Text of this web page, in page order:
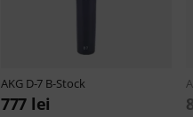
AKG D-7 B-Stock
777 lei